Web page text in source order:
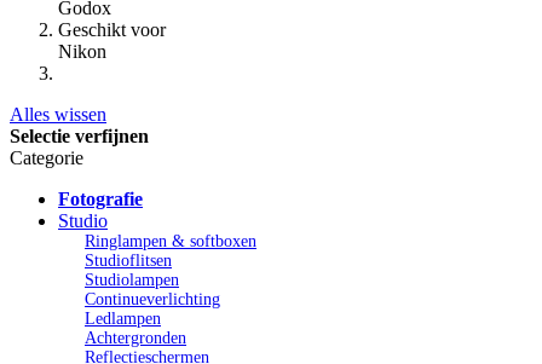
Godox
Geschikt voor
Nikon
Alles wissen
Selectie verfijnen
Categorie
Fotografie
Studio
Ringlampen & softboxen
Studioflitsen
Studiolampen
Continueverlichting
Ledlampen
Achtergronden
Reflectieschermen